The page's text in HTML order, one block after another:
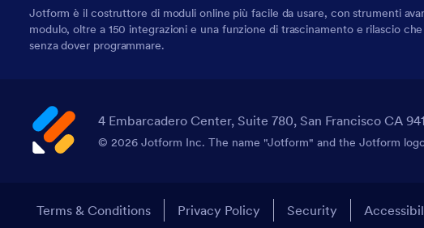
Jotform è il costruttore di moduli online più facile da usare, con strumenti
modulo, oltre a 150 integrazioni e una funzione di trascinamento e rilascio
senza dover programmare.
4 Embarcadero Center, Suite 780, San Francisco CA
© 2026 Jotform Inc. The name "Jotform" and the Jotform
Terms & Conditions Privacy Policy Security